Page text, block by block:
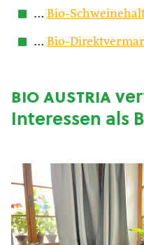
… Bio-
… Bio-
bio austria
Interessen als